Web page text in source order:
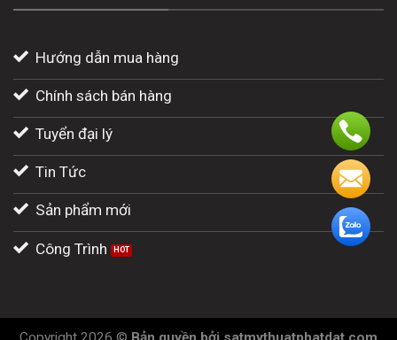
Hướng dẫn mua hàng
Chính sách bán hàng
Tuyển đại lý
Tin Tức
Sản phẩm mới
Công Trình